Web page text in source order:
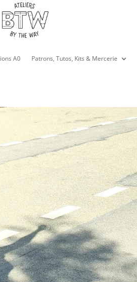
A0 Patrons, Tutos, Kits & Mercerie